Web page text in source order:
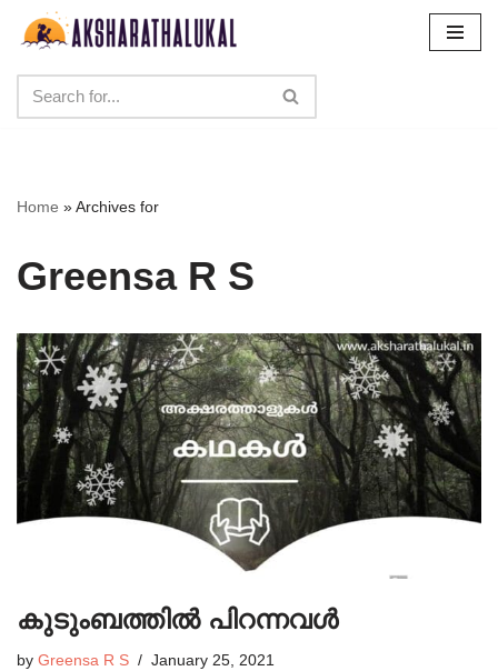
content
Home »Archives for
Greensa R S
കുടുംബത്തിൽ പിറന്നവൾ
by Greensa R S January 25, 2021